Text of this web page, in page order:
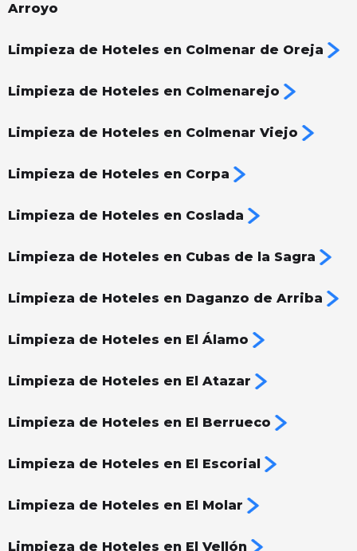
Arroyo
Limpieza de Hoteles en Colmenar de Oreja
Limpieza de Hoteles en Colmenarejo
Limpieza de Hoteles en Colmenar Viejo
Limpieza de Hoteles en Corpa
Limpieza de Hoteles en Coslada
Limpieza de Hoteles en Cubas de la Sagra
Limpieza de Hoteles en Daganzo de Arriba
Limpieza de Hoteles en El Álamo
Limpieza de Hoteles en El Atazar
Limpieza de Hoteles en El Berrueco
Limpieza de Hoteles en El Escorial
Limpieza de Hoteles en El Molar
Limpieza de Hoteles en El Vellón